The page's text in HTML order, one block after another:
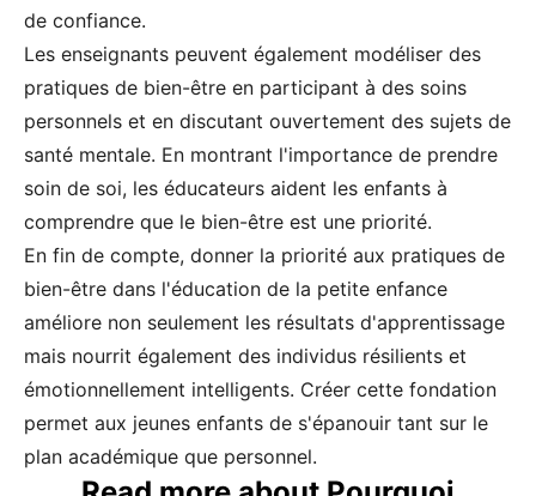
de confiance.
Les enseignants peuvent également modéliser des
pratiques de bien-être en participant à des soins
personnels et en discutant ouvertement des sujets de
santé mentale. En montrant l'importance de prendre
soin de soi, les éducateurs aident les enfants à
comprendre que le bien-être est une priorité.
En fin de compte, donner la priorité aux pratiques de
bien-être dans l'éducation de la petite enfance
améliore non seulement les résultats d'apprentissage
mais nourrit également des individus résilients et
émotionnellement intelligents. Créer cette fondation
permet aux jeunes enfants de s'épanouir tant sur le
plan académique que personnel.